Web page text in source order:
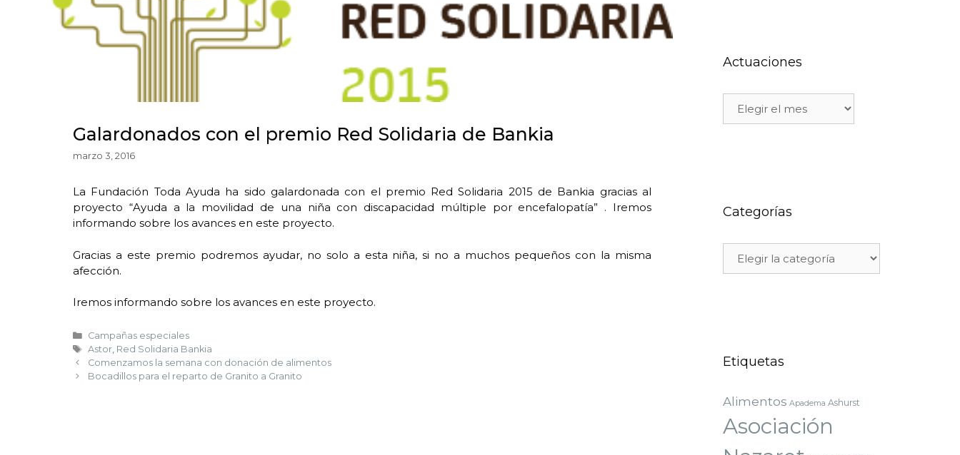
Galardonados con el premio Red Solidaria de Bankia
marzo 3, 2016
La Fundación Toda Ayuda ha sido galardonada con el premio Red Solidaria 2015 de Bankia gracias al
proyecto “Ayuda a la movilidad de una niña con discapacidad múltiple por encefalopatía” . Iremos
informando sobre los avances en este proyecto.
Gracias a este premio podremos ayudar, no solo a esta niña, si no a muchos pequeños con la misma
afección.
Iremos informando sobre los avances en este proyecto.
Campañas especiales
Astor, Red Solidaria Bankia
Comenzamos la semana con donación de alimentos
Bocadillos para el reparto de Granito a Granito
Actuaciones
Categorías
Etiquetas
Alimentos Apadema Ashurst
Asociación